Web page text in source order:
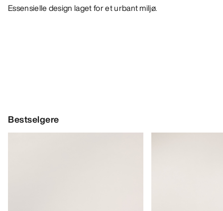
Essensielle design laget for et urbant miljø.
Bestselgere